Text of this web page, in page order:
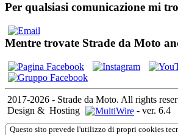
Per qualsiasi comunicazione mi
Mentre trovate Strade da Moto
2017-2026 - Strade da Moto. All rights
Design & Hosting - ver. 6.4
Questo sito prevede l'utilizzo di propri cookies